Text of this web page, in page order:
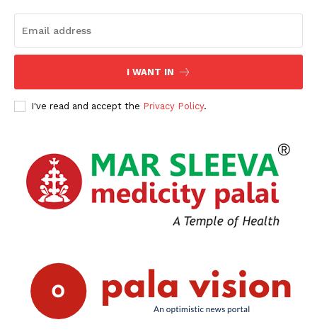
PALA VISION
About
Subscription Plans
My account
Grievance Redressal
I WANT IN
I've read and accept the Privacy Policy.